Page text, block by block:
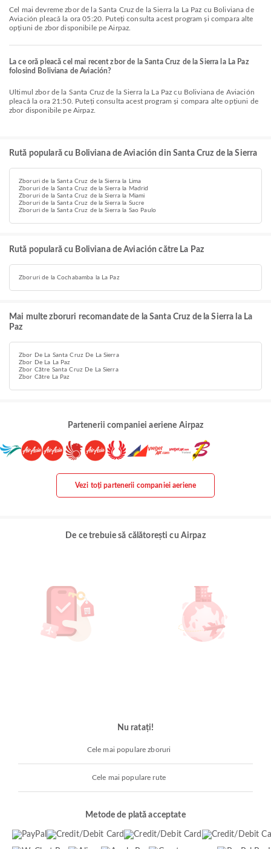
Cel mai devreme zbor de la Santa Cruz de la Sierra la La Paz cu Boliviana de
Aviación pleacă la ora 05:20. Puteți consulta acest program și compara alte
opțiuni de zbor disponibile pe Airpaz.
La ce oră pleacă cel mai recent zbor de la Santa Cruz de la Sierra la La Paz
folosind Boliviana de Aviación?
Ultimul zbor de la Santa Cruz de la Sierra la La Paz cu Boliviana de Aviación
pleacă la ora 21:50. Puteți consulta acest program și compara alte opțiuni de
zbor disponibile pe Airpaz.
Rută populară cu Boliviana de Aviación din Santa Cruz de la Sierra
Zboruri de la Santa Cruz de la Sierra la Lima
Zboruri de la Santa Cruz de la Sierra la Madrid
Zboruri de la Santa Cruz de la Sierra la Miami
Zboruri de la Santa Cruz de la Sierra la Sucre
Zboruri de la Santa Cruz de la Sierra la Sao Paulo
Rută populară cu Boliviana de Aviación către La Paz
Zboruri de la Cochabamba la La Paz
Mai multe zboruri recomandate de la Santa Cruz de la Sierra la La
Paz
Zbor De La Santa Cruz De La Sierra
Zbor De La La Paz
Zbor Către Santa Cruz De La Sierra
Zbor Către La Paz
Partenerii companiei aeriene Airpaz
Vezi toți partenerii companiei aeriene
De ce trebuie să călătorești cu Airpaz
Nu ratați!
Cele mai populare zboruri
Cele mai populare rute
Metode de plată acceptate